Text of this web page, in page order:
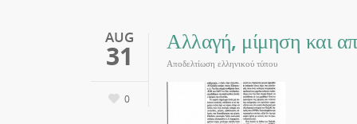
AUG
31
0
Αλλαγή, μίμηση και
Αποδελτίωση ελληνικού τύπου